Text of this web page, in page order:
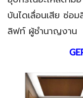
บันไดเลื่อนเสีย ซ่อ
ลิฟท์ ผู้ชำนาญงาน